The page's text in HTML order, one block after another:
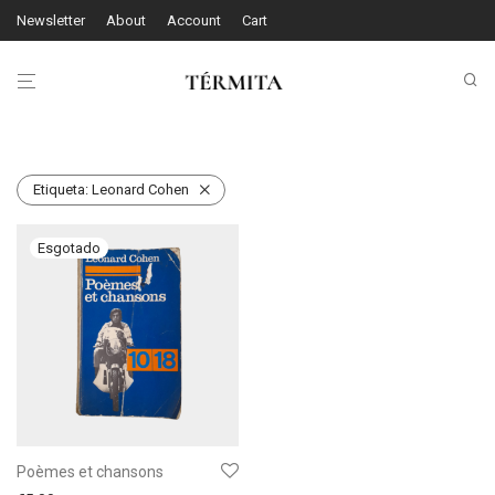
Newsletter About Account Cart
Etiqueta: Leonard Cohen
Poèmes et chansons